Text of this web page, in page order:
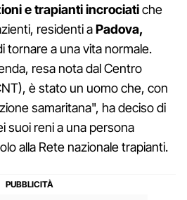
e trapianti incrociatiche
residenti aPadova,
tornare a una vita normale.
resa nota dal Centro
è stato un uomo che, con
samaritana", ha deciso di
suoi reni a una persona
alla Rete nazionale trapianti.